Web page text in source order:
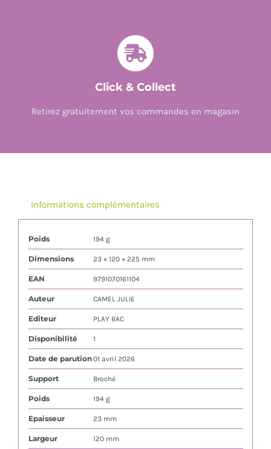
Click & Collect
Retirez gratuitement vos commandes en magasin
Informations complémentaires
Poids 194 g
Dimensions 23 × 120 × 225 mm
EAN 9791070161104
Auteur CAMEL JULIE
Editeur PLAY BAC
Disponibilité 1
Date de parution01 avril 2026
Support Broché
Poids 194 g
Epaisseur 23 mm
Largeur 120 mm